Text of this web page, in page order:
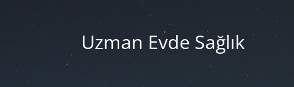
Uzman Evde Sağlık